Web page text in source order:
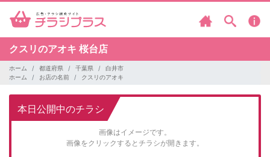
クスリのアオキ 桜台店
ホーム 都道府県 千葉県
白井市
ホーム
お店の名前 クスリのアオキ
本日公開中のチラシ
画像はイメージです。
画像をクリックするとチラシが開きます。